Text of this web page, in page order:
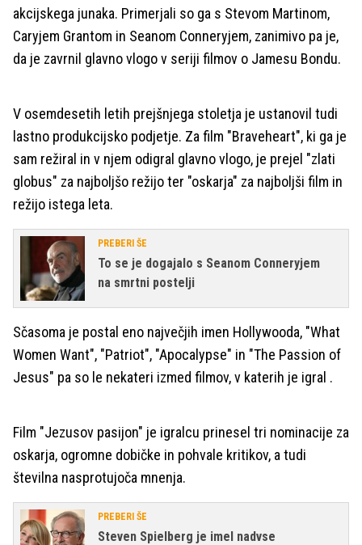
akcijskega junaka. Primerjali so ga s Stevom Martinom,
Caryjem Grantom in Seanom Conneryjem, zanimivo pa je,
da je zavrnil glavno vlogo v seriji filmov o Jamesu Bondu.
V osemdesetih letih prejšnjega stoletja je ustanovil tudi
lastno produkcijsko podjetje. Za film "Braveheart", ki ga je
sam režiral in v njem odigral glavno vlogo, je prejel "zlati
globus" za najboljšo režijo ter "oskarja" za najboljši film in
režijo istega leta.
PREBERI ŠE
To se je dogajalo s Seanom Conneryjem
na smrtni postelji
Sčasoma je postal eno največjih imen Hollywooda, "What
Women Want", "Patriot", "Apocalypse" in "The Passion of
Jesus" pa so le nekateri izmed filmov, v katerih je igral .
Film "Jezusov pasijon" je igralcu prinesel tri nominacije za
oskarja, ogromne dobičke in pohvale kritikov, a tudi
številna nasprotujoča mnenja.
PREBERI ŠE
Steven Spielberg je imel nadvse